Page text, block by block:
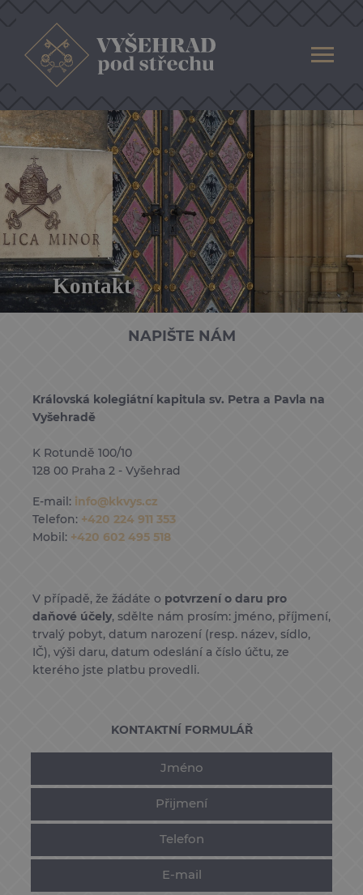
Kontakt
NAPIŠTE NÁM
Královská kolegiátní kapitula sv. Petra a Pavla na
Vyšehradě
K Rotundě 100/10
128 00 Praha 2 - Vyšehrad
E-mail: info@kkvys.cz
Telefon: +420 224 911 353
Mobil: +420 602 495 518
V případě, že žádáte o potvrzení o daru pro
daňové účely, sdělte nám prosím: jméno, příjmení,
trvalý pobyt, datum narození (resp. název, sídlo,
IČ), výši daru, datum odeslání a číslo účtu, ze
kterého jste platbu provedli.
KONTAKTNÍ FORMULÁŘ